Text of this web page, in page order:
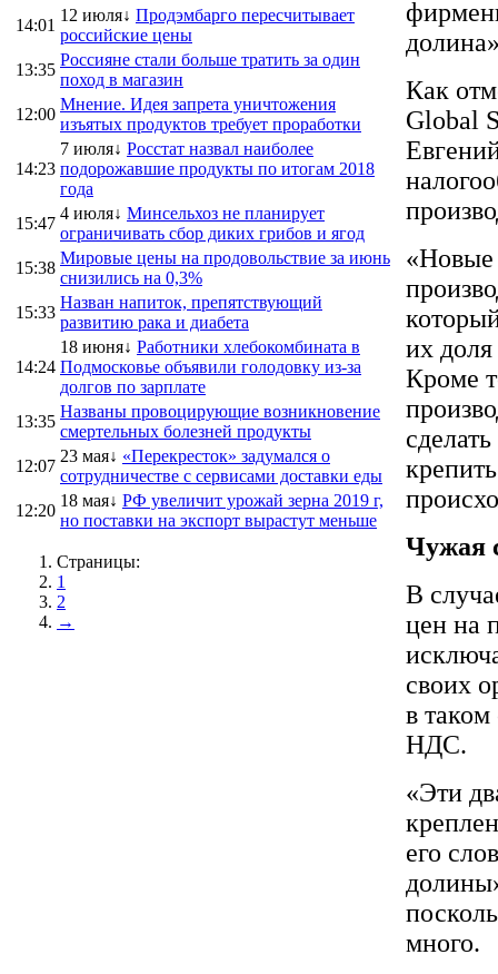
14:01
12 июля↓ Продэмбарго пересчитывает
российские цены
13:35
Россияне стали больше тратить за один
поход в магазин
12:00
Мнение. Идея запрета уничтожения
изъятых продуктов требует проработки
14:23
7 июля↓ Росстат назвал наиболее
подорожавшие продукты по итогам 2018
года
15:47
4 июля↓ Минсельхоз не планирует
ограничивать сбор диких грибов и ягод
15:38
Мировые цены на продовольствие за июнь
снизились на 0,3%
15:33
Назван напиток, препятствующий
развитию рака и диабета
14:24
18 июня↓ Работники хлебокомбината в
Подмосковье объявили голодовку из-за
долгов по зарплате
13:35
Названы провоцирующие возникновение
смертельных болезней продукты
12:07
23 мая↓ «Перекресток» задумался о
сотрудничестве с сервисами доставки еды
12:20
18 мая↓ РФ увеличит урожай зерна 2019 г,
но поставки на экспорт вырастут меньше
Страницы:
1
2
→
Как
Global
«Новые
их
Кроме
Чужая
В
цен на
своих
в таком
НДС.
«Эти
его
много.